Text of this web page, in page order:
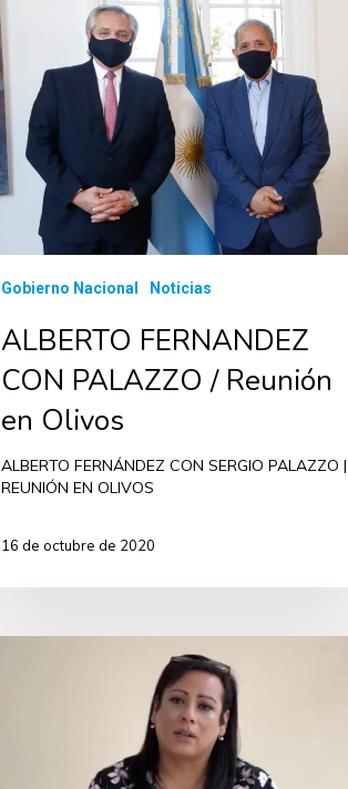
Gobierno Nacional Noticias
ALBERTO FERNANDEZ
CON PALAZZO / Reunión
en Olivos
ALBERTO FERNÁNDEZ CON SERGIO PALAZZO |
REUNIÓN EN OLIVOS
16 de octubre de 2020